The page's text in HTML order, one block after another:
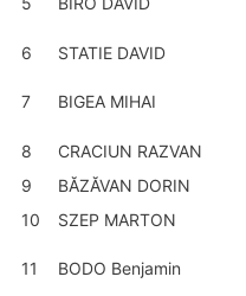
6 STATIE DAVID
7 BIGEA MIHAI
8 CRACIUN RAZVAN
9
BĂZĂVAN DORIN
10
SZEP MARTON
11 BODO Benjamin